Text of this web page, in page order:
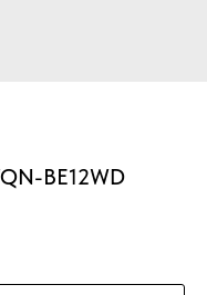
BE12WD